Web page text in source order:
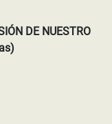
DE NUESTRO